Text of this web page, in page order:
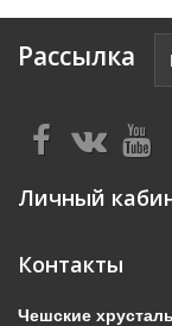
Рассылка
Личный
Контакты
Чешские